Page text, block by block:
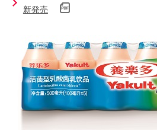
新発売